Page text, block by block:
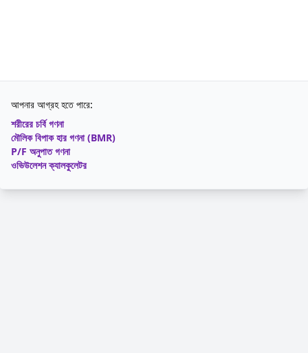
আপনার আগ্রহ হতে পারে:
শরীরের চর্বি গণনা
মৌলিক বিপাক হার গণনা (BMR)
P/F অনুপাত গণনা
ওভিউলেশন ক্যালকুলেটর